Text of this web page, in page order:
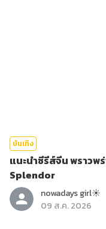
บันเทิง
แนะนำซีรีส์จีน พราวพ
Splendor
nowadays girl☀︎︎
09 ส.ค. 2026